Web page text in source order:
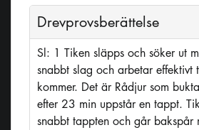
Drevprovsberättelse
Sl: 1 Tiken släpps och söker ut
snabbt slag och arbetar effektivt
kommer. Det är Rådjur som
efter 23 min uppstår en tappt.
snabbt tappten och går bakspår